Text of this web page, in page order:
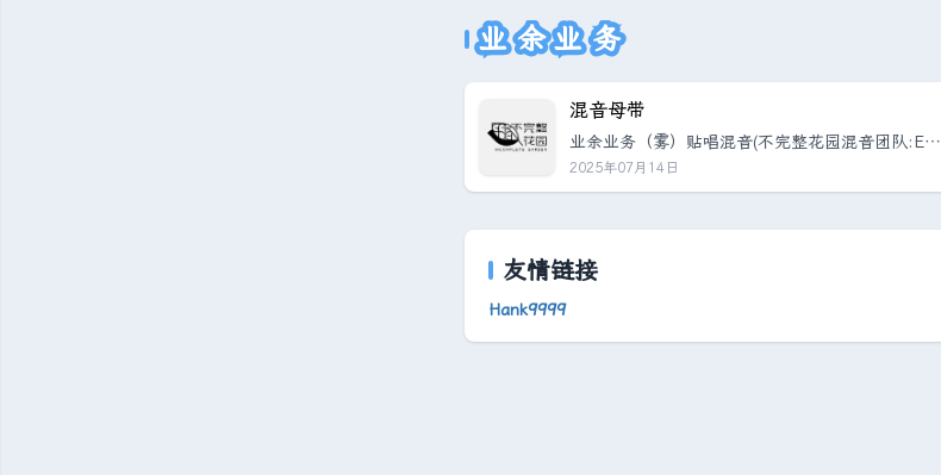
图生成器！点击下方按钮直接进入：或者点击如下
文章进入本人自制工具箱页：本工具所包含的特点
背景及图片背景，更有5款渐变背景和2款简约白色
几何图片背景可供选择后续会持续添加三级阴影...
业余业务
混音母带
业余业务（雾）贴唱混音(不完整花园混音团队:Eve
rknown & Lucas Wang):定价:200RMB/首（限5轨
内，超出轨道限制额外定价），包含人声精修、完
贵，请明白自己的需求及具体修改需求后再沟通返
修事宜。曾合作歌手:CUPL & BGR:costan、Hure
al、毫升、yoohane;RUC & Triple R: xain;BUA...
2025年07月14日
友情链接
Hank9999